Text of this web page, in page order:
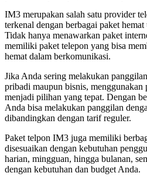
IM3 merupakan salah satu provider
terkenal dengan berbagai paket
Tidak hanya menawarkan paket
memiliki paket telepon yang bisa
hemat dalam berkomunikasi.
Jika Anda sering melakukan
pribadi maupun bisnis,
menjadi pilihan yang tepat. Dengan
Anda bisa melakukan panggilan
dibandingkan dengan tarif reguler.
Paket telpon IM3 juga memiliki
disesuaikan dengan kebutuhan
harian, mingguan, hingga bulanan,
dengan kebutuhan dan budget Anda.